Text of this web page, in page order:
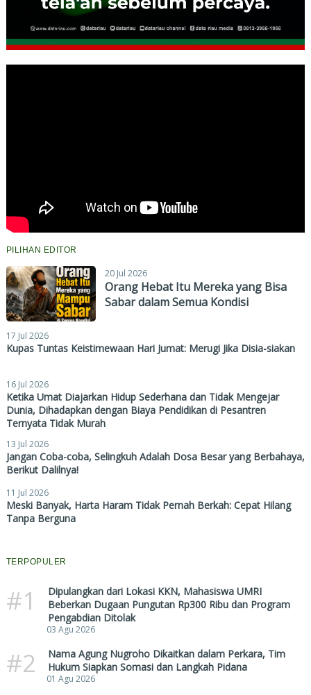
PILIHAN EDITOR
20 Jul 2026
Orang Hebat Itu Mereka yang Bisa
Sabar dalam Semua Kondisi
17 Jul 2026
Kupas Tuntas Keistimewaan Hari Jumat: Merugi Jika Disia-siakan
16 Jul 2026
Ketika Umat Diajarkan Hidup Sederhana dan Tidak Mengejar
Dunia, Dihadapkan dengan Biaya Pendidikan di Pesantren
Ternyata Tidak Murah
13 Jul 2026
Jangan Coba-coba, Selingkuh Adalah Dosa Besar yang Berbahaya,
Berikut Dalilnya!
11 Jul 2026
Meski Banyak, Harta Haram Tidak Pernah Berkah: Cepat Hilang
Tanpa Berguna
TERPOPULER
#1
Dipulangkan dari Lokasi KKN, Mahasiswa UMRI
Beberkan Dugaan Pungutan Rp300 Ribu dan Program
Pengabdian Ditolak
03 Agu 2026
#2
Nama Agung Nugroho Dikaitkan dalam Perkara, Tim
Hukum Siapkan Somasi dan Langkah Pidana
01 Agu 2026